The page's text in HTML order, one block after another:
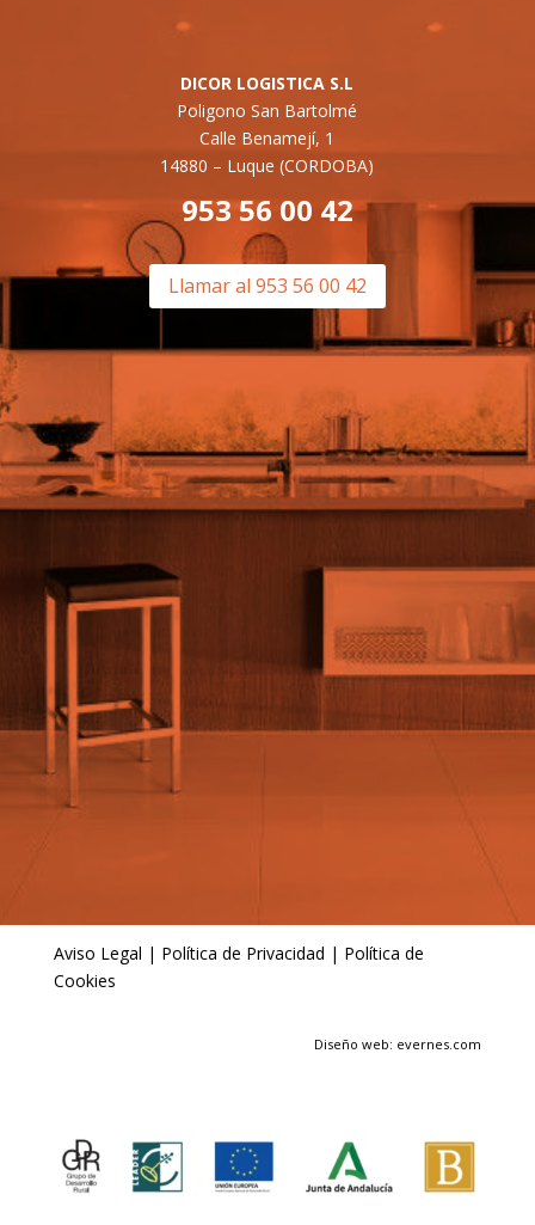
DICOR LOGISTICA S.L
Poligono San Bartolmé
Calle Benamejí, 1
14880 – Luque (CORDOBA)
953 56 00 42
Llamar al 953 56 00 42
Aviso Legal | Política de Privacidad | Política de
Cookies
Diseño web: evernes.com